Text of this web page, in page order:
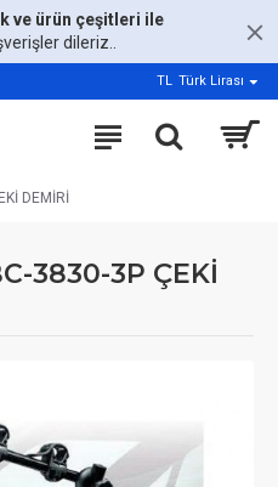
ve ürün çeşitleri ile
dileriz..
TL Türk Lirası
DEMİRİ
3830-3P ÇEKİ